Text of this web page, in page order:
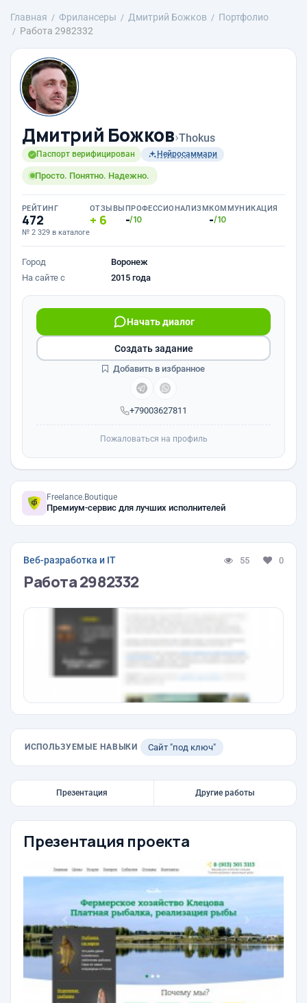
Главная Фрилансеры Дмитрий Божков
Портфолио
Работа 2982332
Дмитрий Божков›Thokus
Паспорт верифицирован Нейросаммари
Просто. Понятно. Надежно.
РЕЙТИНГ
472
№ 2 329 в каталоге
ОТЗЫВЫ
6
ПРОФЕССИОНАЛИЗМ
-/10
КОММУНИКАЦИЯ
-/10
Город
Воронеж
На сайте с
2015 года
+79003627811
Начать диалог
Создать задание
Добавить в избранное
Пожаловаться на профиль
Freelance.Boutique
Премиум-сервис для лучших исполнителей
Веб-разработка и IT 55 0
Работа 2982332
ИСПОЛЬЗУЕМЫЕ НАВЫКИ Сайт "под ключ"
Презентация Другие работы
Презентация проекта